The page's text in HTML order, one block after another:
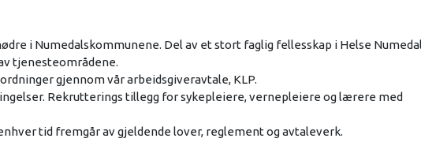
i Numedalskommunene. Del av et stort faglig fellesskap i Helse
tjenesteområdene.
gjennom vår arbeidsgiveravtale, KLP.
Rekrutterings tillegg for sykepleiere, vernepleiere og lærere med
tid fremgår av gjeldende lover, reglement og avtaleverk.